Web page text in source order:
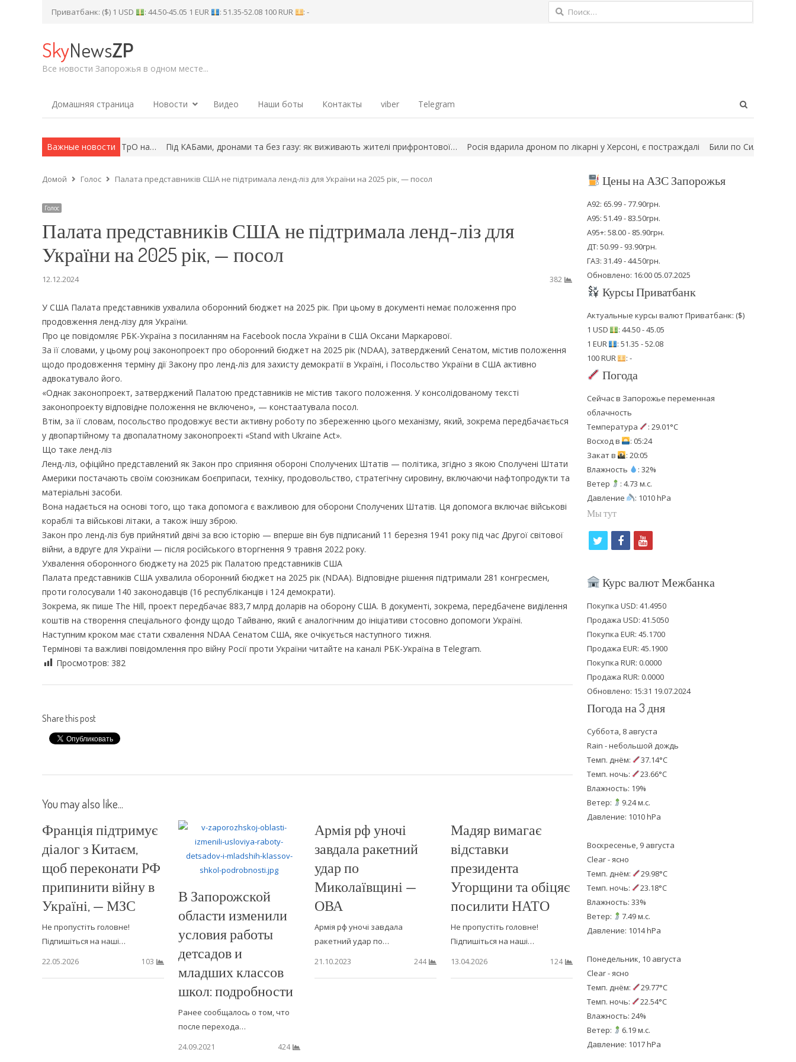
Приватбанк: ($) 1 USD : 44.50-45.05 1 EUR : 51.35-52.08 100 RUR : - Найти:
SkyNewsZP
Все новости Запорожья в одном месте...
Домашняя страница Новости Видео Наши боты Контакты viber Telegram
Важные новости
бійців 108-ї бригади ТрО на… Під КАБами, дронами та без газу: як виживають жителі прифронтової… Росія вдарила дроном по лікарні у Херсоні, є постраждалі Били по Силах оборони на
Домой Голос Палата представників США не підтримала ленд-ліз для України на 2025 рік, — посол
Голос
Палата представників США не підтримала ленд-ліз для
України на 2025 рік, — посол
12.12.2024 382
У США Палата представників ухвалила оборонний бюджет на 2025 рік. При цьому в документі немає положення про
продовження ленд-лізу для України.
Про це повідомляє РБК-Україна з посиланням на Facebook посла України в США Оксани Маркарової.
За її словами, у цьому році законопроект про оборонний бюджет на 2025 рік (NDAA), затверджений Сенатом, містив положення
щодо продовження терміну дії Закону про ленд-ліз для захисту демократії в Україні, і Посольство України в США активно
адвокатувало його.
«Однак законопроект, затверджений Палатою представників не містив такого положення. У консолідованому тексті
законопроекту відповідне положення не включено», — констаатувала посол.
Втім, за її словам, посольство продовжує вести активну роботу по збереженню цього механізму, який, зокрема передбачається
у двопартійному та двопалатному законопроекті «Stand with Ukraine Act».
Що таке ленд-ліз
Ленд-ліз, офіційно представлений як Закон про сприяння обороні Сполучених Штатів — політика, згідно з якою Сполучені Штати
Америки постачають своїм союзникам боєприпаси, техніку, продовольство, стратегічну сировину, включаючи нафтопродукти та
матеріальні засоби.
Вона надається на основі того, що така допомога є важливою для оборони Сполучених Штатів. Ця допомога включає військові
кораблі та військові літаки, а також іншу зброю.
Закон про ленд-ліз був прийнятий двічі за всю історію — вперше він був підписаний 11 березня 1941 року під час Другої світової
війни, а вдруге для України — після російського вторгнення 9 травня 2022 року.
Ухвалення оборонного бюджету на 2025 рік Палатою представників США
Палата представників США ухвалила оборонний бюджет на 2025 рік (NDAA). Відповідне рішення підтримали 281 конгресмен,
проти голосували 140 законодавців (16 республіканців і 124 демократи).
Зокрема, як пише The Hill, проект передбачає 883,7 млрд доларів на оборону США. В документі, зокрема, передбачене виділення
коштів на створення спеціального фонду щодо Тайваню, який є аналогічним до ініціативи стосовно допомоги Україні.
Наступним кроком має стати схвалення NDAA Сенатом США, яке очікується наступного тижня.
Термінові та важливі повідомлення про війну Росії проти України читайте на каналі РБК-Україна в Telegram.
Просмотров: 382
Share this post
You may also like...
Франція підтримує
діалог з Китаєм,
щоб переконати РФ
припинити війну в
Україні, — МЗС
Не пропустіть головне!
Підпишіться на наші…
22.05.2026
103
В Запорожской
области изменили
условия работы
детсадов и
младших классов
школ: подробности
Ранее сообщалось о том, что
после перехода…
24.09.2021
424
Армія рф уночі
завдала ракетний
удар по
Миколаївщині —
ОВА
Армія рф уночі завдала
ракетний удар по…
21.10.2023
244
Мадяр вимагає
відставки
президента
Угорщини та обіцяє
посилити НАТО
Не пропустіть головне!
Підпишіться на наші…
13.04.2026
124
Цены на АЗС Запорожья
А92: 65.99 - 77.90грн.
А95: 51.49 - 83.50грн.
А95+: 58.00 - 85.90грн.
ДТ: 50.99 - 93.90грн.
ГАЗ: 31.49 - 44.50грн.
Обновлено: 16:00 05.07.2025
Курсы Приватбанк
Актуальные курсы валют Приватбанк: ($)
1 USD
: 44.50 - 45.05
1 EUR
: 51.35 - 52.08
100 RUR
: -
Погода
Сейчас в Запорожье переменная
облачность
Температура
: 29.01°C
Восход в
: 05:24
Закат в
: 20:05
Влажность
: 32%
Ветер
: 4.73 м.с.
Давление
: 1010 hPa
Мы тут
i
t
e
r
f
c
b
o
o
k
y
u
u
b
e
Курс валют Межбанка
Покупка USD: 41.4950
Продажа USD: 41.5050
Покупка EUR: 45.1700
Продажа EUR: 45.1900
Покупка RUR: 0.0000
Продажа RUR: 0.0000
Обновлено: 15:31 19.07.2024
Погода на 3 дня
Суббота, 8 августа
Rain - небольшой дождь
Темп. днём:
37.14°C
Темп. ночь:
23.66°C
Влажность: 19%
Ветер:
9.24 м.с.
Давление: 1010 hPa
Воскресенье, 9 августа
Clear - ясно
Темп. днём:
29.98°C
Темп. ночь:
23.18°C
Влажность: 33%
Ветер:
7.49 м.с.
Давление: 1014 hPa
Понедельник, 10 августа
Clear - ясно
Темп. днём:
29.77°C
Темп. ночь:
22.54°C
Влажность: 24%
Ветер:
6.19 м.с.
Давление: 1017 hPa